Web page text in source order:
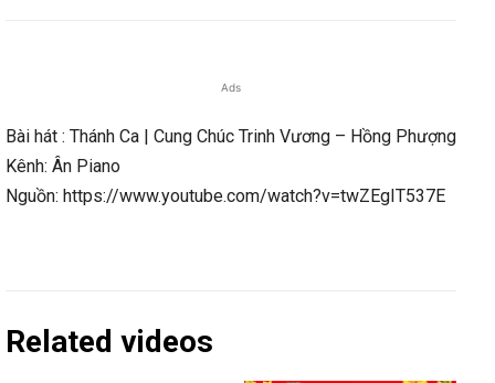
Ads
Bài hát : Thánh Ca | Cung Chúc Trinh Vương – Hồng Phượng
Kênh: Ân Piano
Nguồn: https://www.youtube.com/watch?v=twZEgIT537E
Related videos